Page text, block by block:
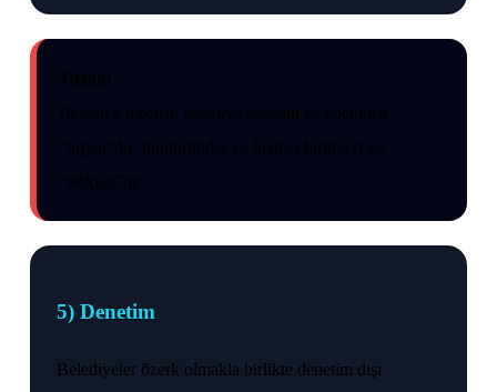
5) Denetim
Belediyeler özerk olmakla birlikte denetim dışı